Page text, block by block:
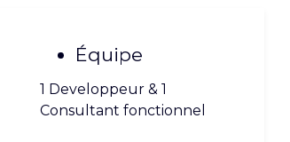
Équipe
1 Developpeur & 1
Consultant fonctionnel